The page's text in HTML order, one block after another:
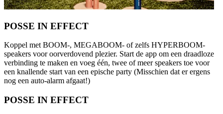
POSSE IN EFFECT
Koppel met BOOM-, MEGABOOM- of zelfs HYPERBOOM-
speakers voor oorverdovend plezier. Start de app om een draadloze
verbinding te maken en voeg één, twee of meer speakers toe voor
een knallende start van een epische party (Misschien dat er ergens
nog een auto-alarm afgaat!)
POSSE IN EFFECT